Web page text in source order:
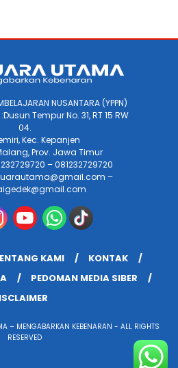
NUSANTARA (YPPN)
Tempur No. 31, RT 15 RW
04.
Kec. Kepanjen
Prov. Jawa Timur
– 081232729720
–
KAMI
KONTAK
PEDOMAN MEDIA SIBER
– MENGABARKAN KEBENARAN - ALL RIGHTS
RESERVED